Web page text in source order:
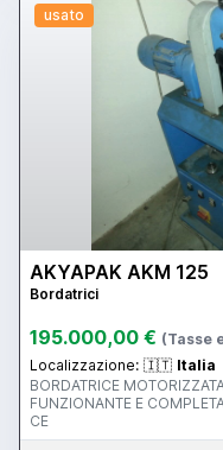
usato
AKYAPAK AKM 125
Bordatrici
195.000,00 € (Tasse
Localizzazione: 🇮🇹 Italia
BORDATRICE
FUNZIONANTE E
CE